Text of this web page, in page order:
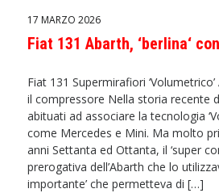
17 MARZO 2026
Fiat 131 Abarth, ‘berlina‘
Fiat 131 Supermirafiori ‘Volumetrico’
il compressore Nella storia recente
abituati ad associare la tecnologia
come Mercedes e Mini. Ma molto
anni Settanta ed Ottanta, il ‘super
prerogativa dell’Abarth che lo
importante’ che permetteva di […]